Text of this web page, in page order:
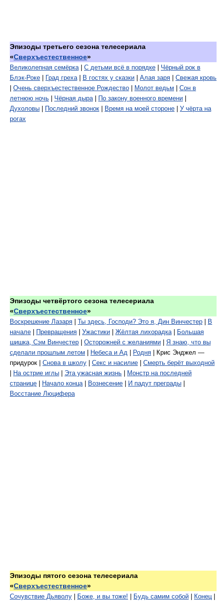
Эпизоды третьего сезона телесериала
«Сверхъестественное»
Великолепная семёрка| С детьми всё в порядке
Чёрный рок в
Блэк-Роке
Град греха| В гостях у сказки Алая заря
Свежая кровь
Очень сверхъестественное Рождество Молот ведьм
Сон в
летнюю ночь
Чёрная дыра| По закону военного времени
Духоловы
Последний звонок Время на моей стороне
У чёрта на
рогах
Эпизоды четвёртого сезона телесериала
«Сверхъестественное»
Воскрешение Лазаря Ты здесь, Господи? Это я, Дин Винчестер
В
начале
Превращения Ужастики Жёлтая лихорадка|
Большая
шишка, Сэм Винчестер
Осторожней с желаниями
Я знаю, что вы
сделали прошлым летом
Небеса и Ад Родня | Крис Энджел —
придурок | Снова в школу Секс и насилие
Смерть берёт выходной
На острие иглы Эта ужасная жизнь
Монстр на последней
странице
Начало конца| Вознесение И падут преграды
Восстание Люцифера
Эпизоды пятого сезона телесериала
«Сверхъестественное»
Сочувствие Дьяволу Боже, и вы тоже! Будь самим собой Конец|